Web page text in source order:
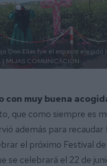
Don Elías fue el espacio elegido
| MIJAS COMUNICACIÓN
con muy buena
que como siempre es
además para
el próximo Festival
se celebrará el 22 de